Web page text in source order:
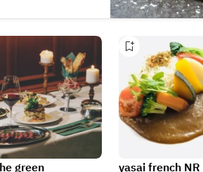
green yasai french NR